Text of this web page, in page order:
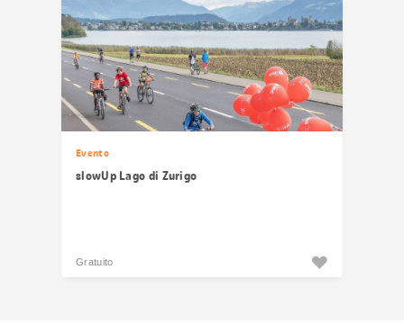
Evento
slowUp Lago di Zurigo
Gratuito